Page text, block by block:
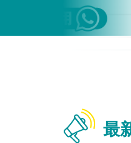
最